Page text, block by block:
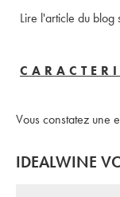
Lire l'article du blog
Vous constatez une
IDEALWINE